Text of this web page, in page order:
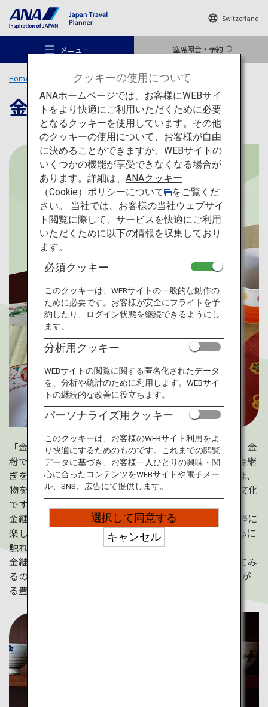
Switzerland
メニュー 空席照会・予約
おすすめの旅
旅のアイデア
行き先
旅のお役立ち情報
ANA サービス
Home 旅のアイデア 特集 金継ぎ体験
金継ぎ体験
「金継ぎ」は、陶磁器の破損部分を漆によって接着し、金
粉で装飾して仕上げる日本の伝統的な修復技法です。金継
ぎをすることで、独特の美しさが生まれます。金継ぎは、
物を大切にし、物に新しい価値を生み出す日本の伝統文化
です。
金継ぎ体験は日本各地で行われているので旅行者も気軽に
楽しめます。金継ぎ体験を通して、日本の侘び寂びの心に
触れる旅にでかけてみませんか。
金継ぎセットを日本土産に購入して、帰国後に挑戦してみ
るのも最高の旅の思い出になりそうです。SDGsにも繋が
る豊かな文化を体感してみては？
クッキーの使用について
ANAホームページでは、お客様にWEBサイ
トをより快適にご利用いただくために必要
となるクッキーを使用しています。その他
のクッキーの使用について、お客様が自由
に決めることができますが、WEBサイトの
いくつかの機能が享受できなくなる場合が
あります。詳細は、 ANAクッキー
（Cookie）ポリシーについて
をご覧くだ
さい。 当社では、お客様の当社ウェブサイ
ト閲覧に際して、サービスを快適にご利用
いただくために以下の情報を収集しており
ます。
必須クッキー
このクッキーは、WEBサイトの一般的な動作の
ために必要です。お客様が安全にフライトを予
約したり、ログイン状態を継続できるようにし
ます。
分析用クッキー
WEBサイトの閲覧に関する匿名化されたデータ
を、分析や統計のために利用します。WEBサイ
トの継続的な改善に役立ちます。
パーソナライズ用クッキー
このクッキーは、お客様のWEBサイト利用をよ
り快適にするためのものです。これまでの閲覧
データに基づき、お客様一人ひとりの興味・関
心に合ったコンテンツをWEBサイトや電子メー
ル、SNS、広告にて提供します。
選択して同意する
キャンセル